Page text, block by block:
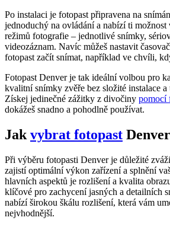
Po instalaci je fotopast připravena na
jednoduchý na ovládání a nabízí ti možnost
režimů fotografie – jednotlivé snímky,
videozáznam. Navíc můžeš nastavit
fotopast začít snímat, například ve chvíli,
Fotopast Denver je tak ideální volbou pro
kvalitní snímky zvěře bez složité instalace a
Získej jedinečné zážitky z divočiny pomocí
dokážeš snadno a pohodlně používat.
Jak vybrat fotopast
Při výběru fotopasti Denver je důležité
zajistí optimální výkon zařízení a splnění
hlavních aspektů je rozlišení a kvalita
klíčové pro zachycení jasných a detailních
nabízí širokou škálu rozlišení, která vám
nejvhodnější.